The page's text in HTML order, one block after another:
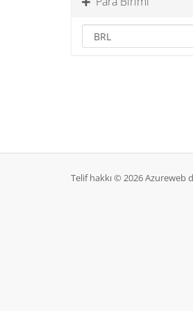
Telif hakkı © 2026 Azureweb